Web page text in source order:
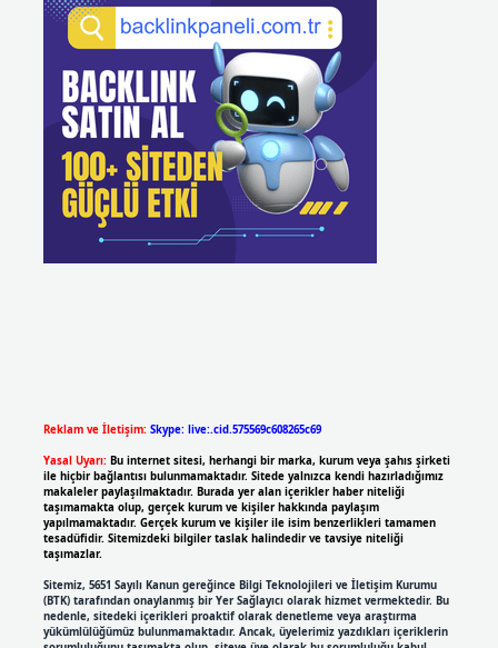
Reklam ve İletişim: Skype: live:.cid.575569c608265c69
Yasal Uyarı: Bu internet sitesi, herhangi bir marka, kurum veya şahıs şirketi
ile hiçbir bağlantısı bulunmamaktadır. Sitede yalnızca kendi hazırladığımız
makaleler paylaşılmaktadır. Burada yer alan içerikler haber niteliği
taşımamakta olup, gerçek kurum ve kişiler hakkında paylaşım
yapılmamaktadır. Gerçek kurum ve kişiler ile isim benzerlikleri tamamen
tesadüfidir. Sitemizdeki bilgiler taslak halindedir ve tavsiye niteliği
taşımazlar.
Sitemiz, 5651 Sayılı Kanun gereğince Bilgi Teknolojileri ve İletişim Kurumu
(BTK) tarafından onaylanmış bir Yer Sağlayıcı olarak hizmet vermektedir. Bu
nedenle, sitedeki içerikleri proaktif olarak denetleme veya araştırma
yükümlülüğümüz bulunmamaktadır. Ancak, üyelerimiz yazdıkları içeriklerin